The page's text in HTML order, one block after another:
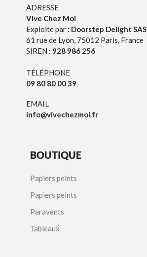
ADRESSE
Vive Chez Moi
Exploité par : Doorstep Delight SAS
61 rue de Lyon, 75012 Paris, France
SIREN : 928 986 256
TÉLÉPHONE
09 80 80 00 39
EMAIL
info@vivechezmoi.fr
BOUTIQUE
Papiers peints
Papiers peints
Paravents
Tableaux